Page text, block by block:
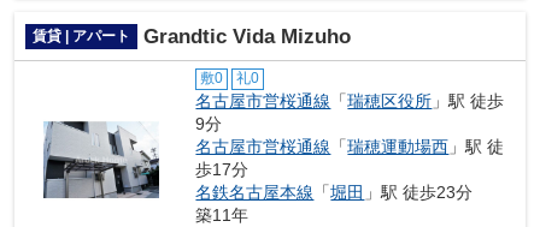
賃貸 | アパート Grandtic Vida Mizuho
敷0 礼0
名古屋市営桜通線 「瑞穂区役所 」駅 徒歩
9分
名古屋市営桜通線 「瑞穂運動場西 」駅 徒
歩17分
名鉄名古屋本線 「堀田 」駅 徒歩23分
築11年